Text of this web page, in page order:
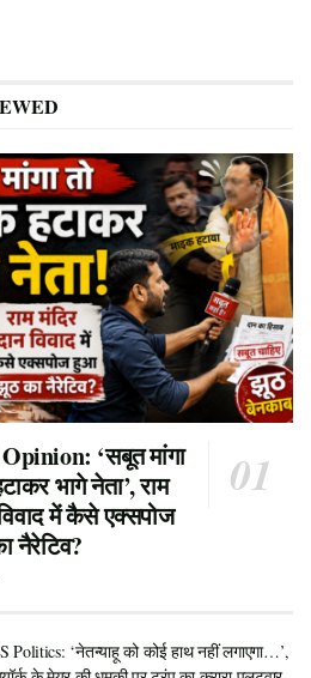
‘सबूत मांगा
भागे नेता’, राम
में कैसे एक्सपोज
नैरेटिव?
Politics: ‘नेतन्याहू को कोई हाथ नहीं लगाएगा…’,